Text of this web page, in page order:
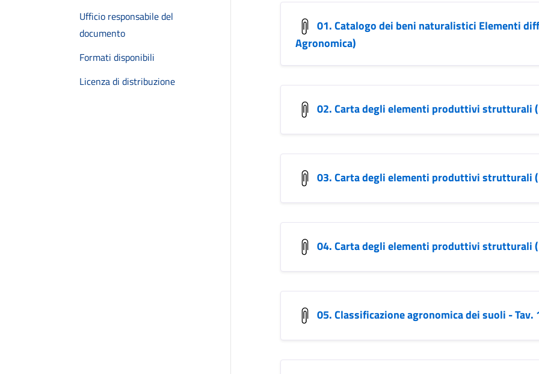
Ufficio responsabile del
documento
Formati disponibili
Licenza di distribuzione
01. Catalogo dei beni naturalistici Elementi
Agronomica)
02. Carta degli elementi produttivi strutturali
03. Carta degli elementi produttivi strutturali
04. Carta degli elementi produttivi strutturali
05. Classificazione agronomica dei suoli - Tav.